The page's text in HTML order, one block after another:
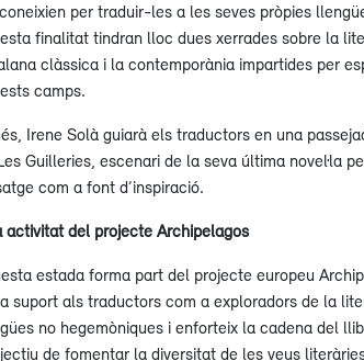
per traduir-les a les seves pròpies
finalitat tindran lloc dues xerrades sobre la
clàssica i la contemporània impartides per
camps.
Irene Solà guiarà els traductors en una
Guilleries, escenari de la seva última novel·la
com a font d’inspiració.
activitat del projecte Archipelagos
estada forma part del projecte europeu
suport als traductors com a exploradors de la
no hegemòniques i enforteix la cadena del
de fomentar la diversitat de les veus